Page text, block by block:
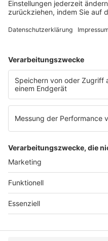
E-Mail:info@ruw.de
Web:https://www.ruw.de
AGB
Datenschutzerklärung
Genderhinweis
Cookie-Einstellungen